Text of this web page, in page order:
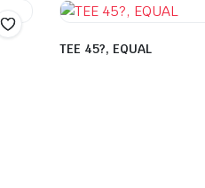
TEE 45?, EQUAL